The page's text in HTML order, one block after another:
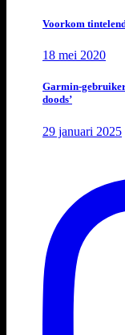
Voorkom
18 mei 2020
Garmin-
doods’
29 januari 2025